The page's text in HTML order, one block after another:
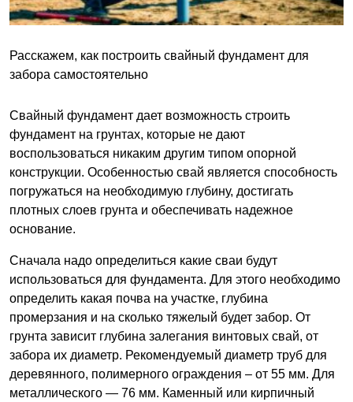
Расскажем, как построить свайный фундамент для
забора самостоятельно
Свайный фундамент дает возможность строить
фундамент на грунтах, которые не дают
воспользоваться никаким другим типом опорной
конструкции. Особенностью свай является способность
погружаться на необходимую глубину, достигать
плотных слоев грунта и обеспечивать надежное
основание.
Сначала надо определиться какие сваи будут
использоваться для фундамента. Для этого необходимо
определить какая почва на участке, глубина
промерзания и на сколько тяжелый будет забор. От
грунта зависит глубина залегания винтовых свай, от
забора их диаметр. Рекомендуемый диаметр труб для
деревянного, полимерного ограждения – от 55 мм. Для
металлического — 76 мм. Каменный или кирпичный